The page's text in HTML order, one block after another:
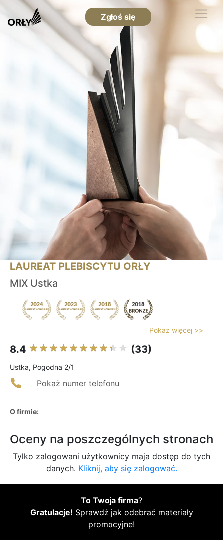
Zgłoś się
LAUREAT PLEBISCYTU ORŁY
MIX Ustka
Pokaż więcej >>
8.4 (33)
Ustka, Pogodna 2/1
Pokaż numer telefonu
O firmie:
Oceny na poszczególnych stronach
Tylko zalogowani użytkownicy maja dostęp do tych
danych. Kliknij, aby się zalogować.
To Twoja firma?
Gratulacje! Sprawdź jak odebrać materiały
promocyjne!